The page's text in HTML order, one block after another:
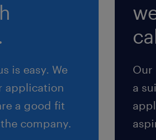
給いたします！(※バス代
基づく)
is easy. We
application
a good fit
company.
Our
a